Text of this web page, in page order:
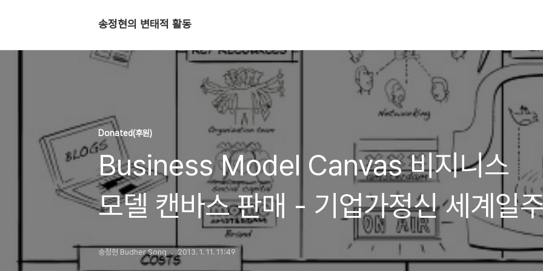
송정현의 변태적 활동
Donated(후원)
Business Model Canvas 비지니스
모델 캔바스 판매 - 기업가정신 세계일
송정현 Budher Song 2013. 1. 11. 11:49